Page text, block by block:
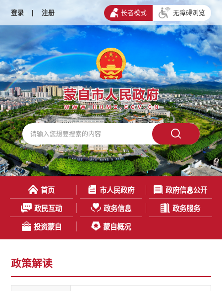
登录 | 注册 长者模式 无障碍浏览
首页 市人民政府 政府信息公开
政民互动 政务信息 政务服务
投资蒙自 蒙自概况
政策解读